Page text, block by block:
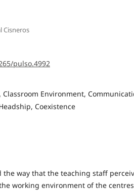
Cisneros
pulso.4992
Classroom Environment,
Coexistence
way that the teaching staff
working environment of the